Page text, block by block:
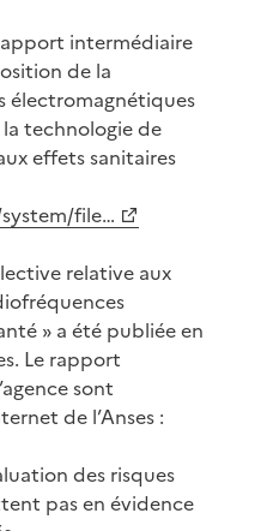
intermédiaire
de la
électromagnétiques
technologie de
effets sanitaires
file…
relative aux
» a été publiée en
Le rapport
sont
de l’Anses :
des risques
pas en évidence